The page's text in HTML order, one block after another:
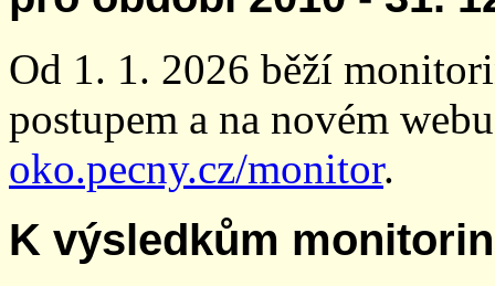
Od 1. 1. 2026 běží
postupem a na novém
oko.pecny.cz/monitor.
K výsledkům